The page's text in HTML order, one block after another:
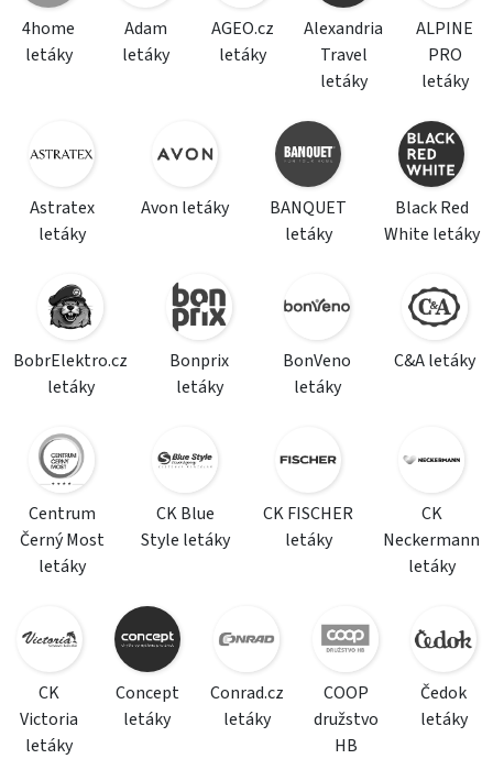
4home
letáky
Adam
letáky
AGEO.cz
letáky
Alexandria
Travel
letáky
ALPINE
PRO
letáky
Astratex
letáky
Avon letáky
BANQUET
letáky
Black Red
White letáky
BobrElektro.cz
letáky
Bonprix
letáky
BonVeno
letáky
C&A letáky
Centrum
Černý Most
letáky
CK Blue
Style letáky
CK FISCHER
letáky
CK
Neckermann
letáky
CK
Victoria
letáky
Concept
letáky
Conrad.cz
letáky
COOP
družstvo
HB
Čedok
letáky